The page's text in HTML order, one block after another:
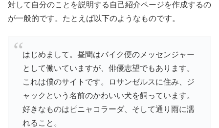
対して自分のことを説明する自己紹介ページを作成するの
が一般的です。たとえば以下のようなものです。
はじめまして。昼間はバイク便のメッセンジャー
として働いていますが、俳優志望でもあります。
これは僕のサイトです。ロサンゼルスに住み、ジ
ャックという名前のかわいい犬を飼っています。
好きなものはピニャコラーダ、そして通り雨に濡
れること。